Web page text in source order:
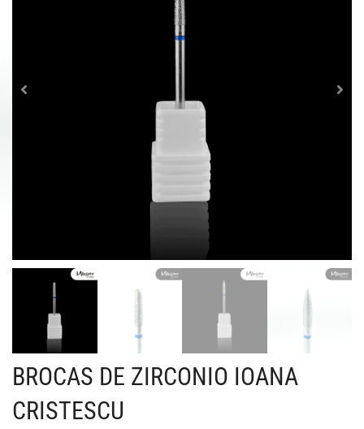
BROCAS DE ZIRCONIO IOANA
CRISTESCU